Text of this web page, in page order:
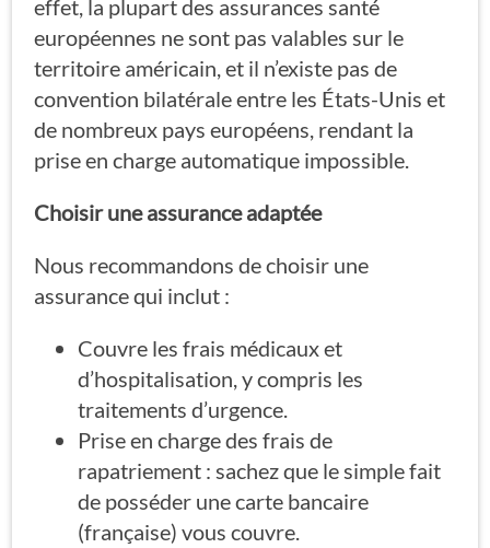
effet, la plupart des assurances santé
européennes ne sont pas valables sur le
territoire américain, et il n’existe pas de
convention bilatérale entre les États-Unis et
de nombreux pays européens, rendant la
prise en charge automatique impossible.
Choisir une assurance adaptée
Nous recommandons de choisir une
assurance qui inclut :
Couvre les frais médicaux et
d’hospitalisation, y compris les
traitements d’urgence.
Prise en charge des frais de
rapatriement : sachez que le simple fait
de posséder une carte bancaire
(française) vous couvre.